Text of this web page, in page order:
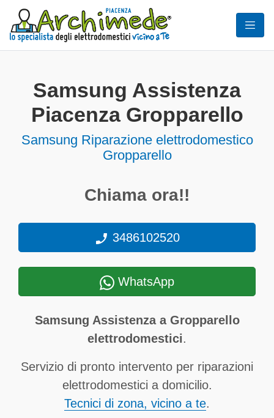
Samsung Assistenza
Piacenza Gropparello
Samsung Riparazione elettrodomestico
Gropparello
Chiama ora!!
3486102520
WhatsApp
Samsung Assistenza a Gropparello
elettrodomestici.
Servizio di pronto intervento per riparazioni
elettrodomestici a domicilio.
Tecnici di zona, vicino a te.